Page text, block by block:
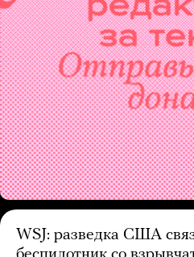
WSJ: разведка США